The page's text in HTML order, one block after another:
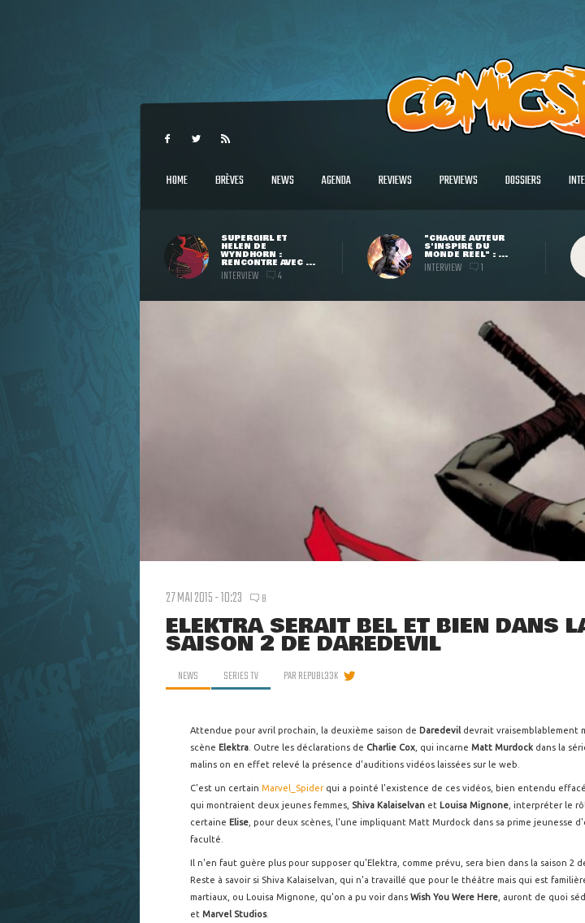
HOME BRÈVES NEWS AGENDA REVIEWS PREVIEWS DOSSIERS
SUPERGIRL ET
HELEN DE
WYNDHORN :
RENCONTRE AVEC ...
INTERVIEW 4
"CHAQUE AUTEUR
S'INSPIRE DU
MONDE RÉEL" : ...
INTERVIEW 1
27 MAI 2015 - 10:23 8
ELEKTRA SERAIT BEL ET BIEN DANS
SAISON 2 DE DAREDEVIL
NEWS SERIES TV PARREPUBL33K
Attendue pour avril prochain, la deuxième saison de Daredevil devrait vraisemblablement
scène Elektra . Outre les déclarations de Charlie Cox , qui incarne Matt Murdock dans la
malins on en effet relevé la présence d'auditions vidéos laissées sur le web.
C'est un certain Marvel_Spiderqui a pointé l'existence de ces vidéos, bien entendu
qui montraient deux jeunes femmes, Shiva Kalaiselvan et Louisa Mignone , interpréter le
certaine Elise , pour deux scènes, l'une impliquant Matt Murdock dans sa prime jeunesse
faculté.
Il n'en faut guère plus pour supposer qu'Elektra, comme prévu, sera bien dans la saison 2
Reste à savoir si Shiva Kalaiselvan, qui n'a travaillé que pour le théâtre mais qui est
martiaux, ou Louisa Mignone, qu'on a pu voir dans Wish You Were Here , auront de quoi
et Marvel Studios.